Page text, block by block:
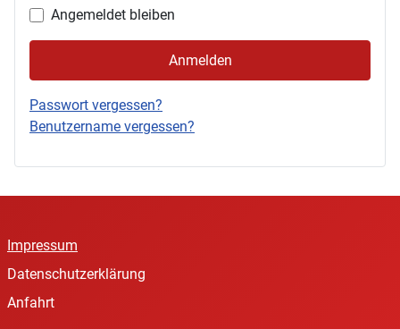
Angemeldet bleiben
Anmelden
Passwort vergessen?
Benutzername vergessen?
Impressum
Datenschutzerklärung
Anfahrt